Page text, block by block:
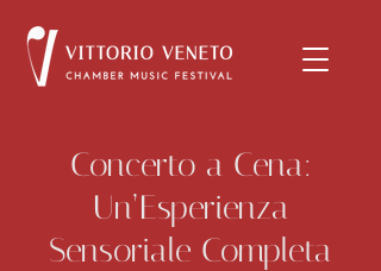
Concerto a Cena:
Un’Esperienza
Sensoriale Completa